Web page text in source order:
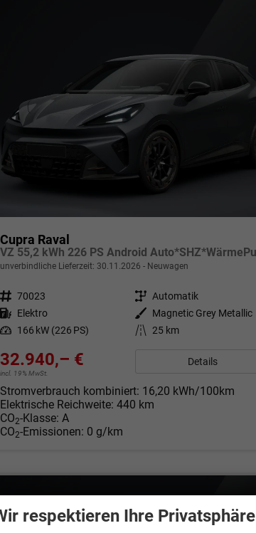
Cupra Raval
unverbindliche Lieferzeit: 30.11.2026 Neuwagen
Fahrzeugnr. 70023 Getriebe Automatik
Kraftstoff Elektro Außenfarbe
Magnetic Grey Metallic
Leistung 166 kW (226 PS) Kilometerstand 25 km
32.940,– €
incl. 19% MwSt.
Details
Stromverbrauch kombiniert: 16,20 kWh/100km
Elektrische Reichweite: 440 km
CO2-Klasse: A
CO2-Emissionen: 0 g/km
respektieren Ihre Privatsphäre